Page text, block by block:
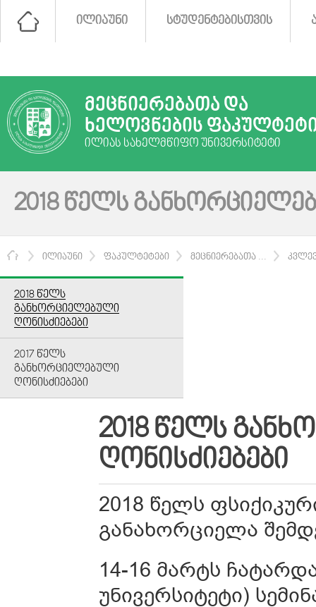
ᲘᲚᲘᲐᲣᲜᲘ ᲡᲢᲣᲓᲔᲜᲢᲔᲑᲘᲡᲗᲕᲘᲡ
ᲛᲔᲪᲜᲘᲔᲠᲔᲑᲐᲗᲐ ᲓᲐ
ᲮᲔᲚᲝᲕᲜᲔᲑᲘᲡ
ᲘᲚᲘᲐᲡ ᲡᲐᲮᲔᲚᲛᲬᲘᲤᲝ ᲣᲜᲘᲕᲔᲠᲡᲘᲢᲔᲢᲘ
2018 ᲬᲔᲚᲡ
ᲛᲗᲐᲕᲐᲠᲘ
ᲘᲚᲘᲐᲣᲜᲘ ᲤᲐᲙᲣᲚᲢᲔᲢᲔᲑᲘ ᲛᲔᲪᲜᲘᲔᲠᲔᲑᲐᲗᲐ ...
2018 ᲬᲔᲚᲡ
ᲒᲐᲜᲮᲝᲠᲪᲘᲔᲚᲔᲑᲣᲚᲘ
ᲦᲝᲜᲘᲡᲫᲘᲔᲑᲔᲑᲘ
2017 ᲬᲔᲚᲡ
ᲒᲐᲜᲮᲝᲠᲪᲘᲔᲚᲔᲑᲣᲚᲘ
ᲦᲝᲜᲘᲡᲫᲘᲔᲑᲔᲑᲘ
2018 ᲬᲔᲚᲡ
ᲦᲝᲜᲘᲡᲫᲘᲔᲑᲔᲑᲘ
2018 წელს
განახორციელა
14-16 მარტს
უნივერსიტეტი)